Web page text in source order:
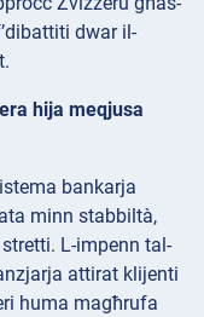
dwar il-
hija meqjusa
bankarja
minn stabbiltà,
L-impenn tal-
attirat klijenti
huma magħrufa